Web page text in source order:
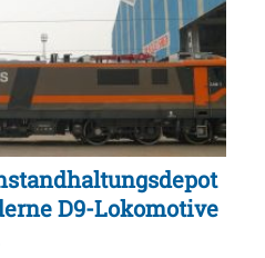
D9-Lokomotive